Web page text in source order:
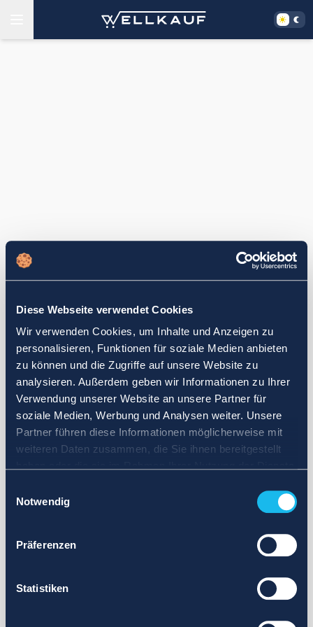
Diese Webseite verwendet Cookies
Wir verwenden Cookies, um Inhalte und Anzeigen zu
personalisieren, Funktionen für soziale Medien anbieten
zu können und die Zugriffe auf unsere Website zu
analysieren. Außerdem geben wir Informationen zu Ihrer
Verwendung unserer Website an unsere Partner für
soziale Medien, Werbung und Analysen weiter. Unsere
Partner führen diese Informationen möglicherweise mit
weiteren Daten zusammen, die Sie ihnen bereitgestellt
Notwendig
Präferenzen
Statistiken